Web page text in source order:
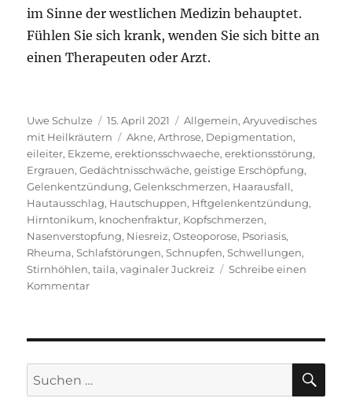
im Sinne der westlichen Medizin behauptet.
Fühlen Sie sich krank, wenden Sie sich bitte an
einen Therapeuten oder Arzt.
Autor
Uwe Schulze
Veröffentlicht
am
15. April 2021 Kategorien
Allgemein,Aryuvedisches
mit Heilkräutern
Schlagwörter
Akne,Arthrose, Depigmentation,
eileiter, Ekzeme,erektionsschwaeche,erektionsstörung,
Ergrauen,Gedächtnisschwäche,geistige Erschöpfung,
Gelenkentzündung,Gelenkschmerzen, Haarausfall,
Hautausschlag, Hautschuppen, Hftgelenkentzündung,
Hirntonikum, knochenfraktur, Kopfschmerzen,
Nasenverstopfung, Niesreiz,Osteoporose, Psoriasis,
Rheuma,Schlafstörungen,Schnupfen,Schwellungen,
Stirnhöhlen,taila,vaginaler Juckreiz
Schreibe einen
Kommentarzu
für
ihr
Wohlbefinden
Suchen
nach: